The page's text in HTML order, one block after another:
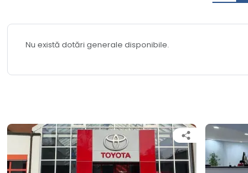
Nu există dotări generale disponibile.